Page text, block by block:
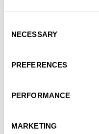
Selection
NECESSARY
PREFERENCES
PERFORMANCE
MARKETING
corporis suscipit
Sed ut perspiciatis unde
voluptatem
totam rem aperiam,
veritatis et quasi
sit aspernatur aut odit